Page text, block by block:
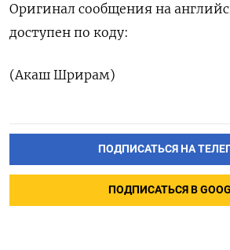
Оригинал сообщения на
доступен по коду:
(Акаш Шрирам)
ПОДПИСАТЬСЯ НА
ПОДПИСАТЬСЯ В